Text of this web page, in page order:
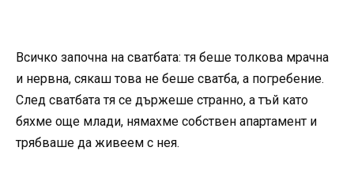
Всичко започна на сватбата: тя беше толкова мрачна
и нервна, сякаш това не беше сватба, а погребение.
След сватбата тя се държеше странно, а тъй като
бяхме още млади, нямахме собствен апартамент и
трябваше да живеем с нея.